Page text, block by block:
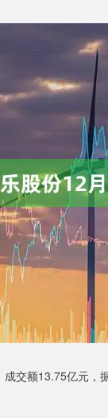
交额13.75亿元，
1.42%